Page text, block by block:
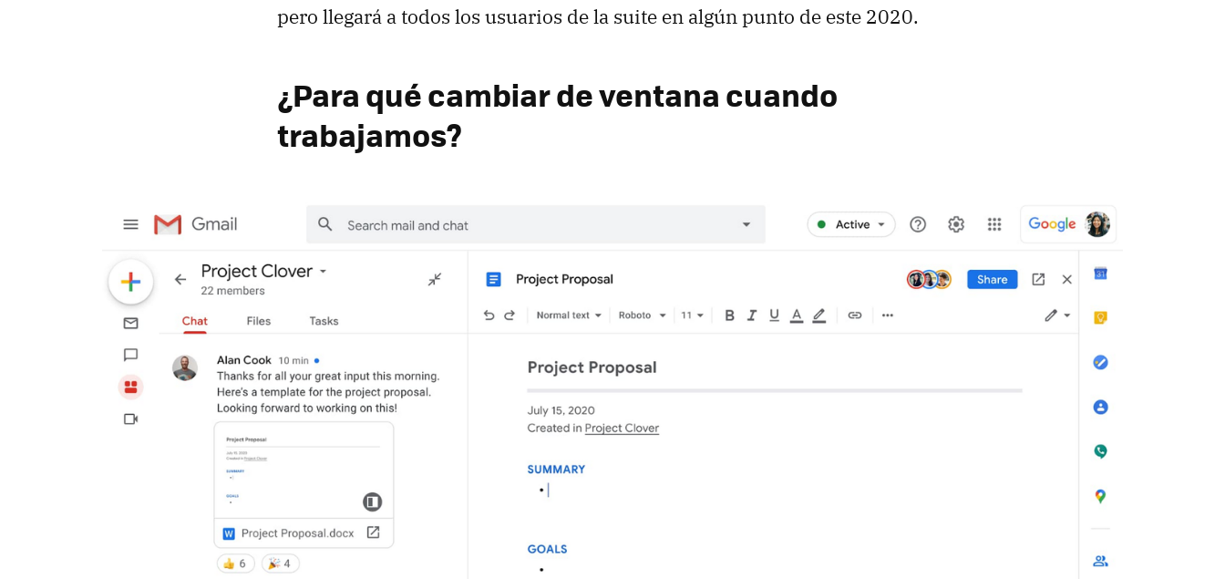
pero llegará a todos los usuarios de la suite en algún punto de este 2020.
¿Para qué cambiar de ventana cuando
trabajamos?